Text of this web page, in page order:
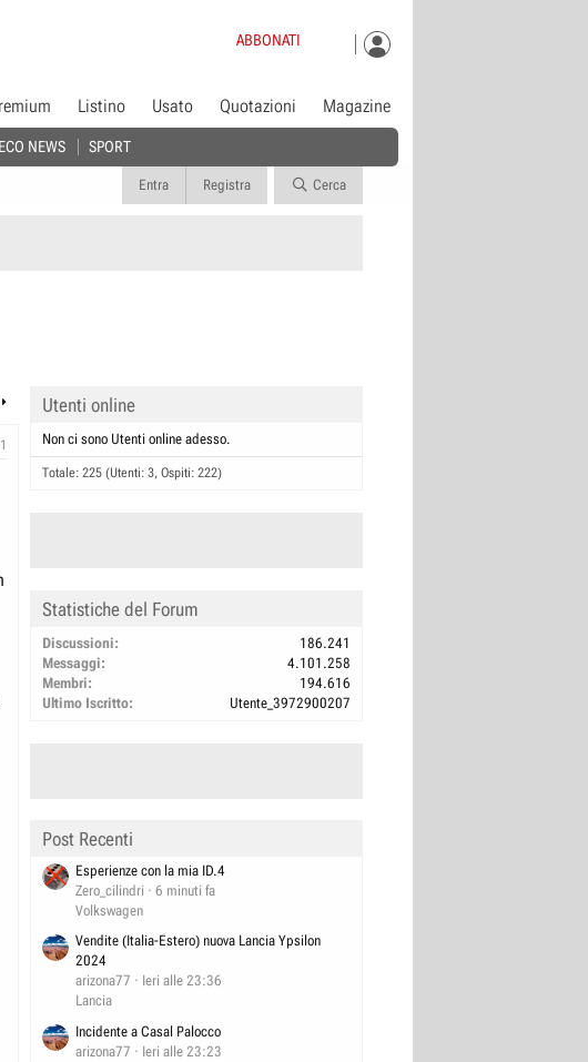
ABBONATI
ECO NEWS SPORT
Listino Usato Quotazioni Magazine
Entra Registra Cerca
Utenti online
Non ci sono Utenti online adesso.
Totale: 225 (Utenti: 3, Ospiti: 222)
Statistiche del Forum
Discussioni
186.241
Messaggi
4.101.258
Membri
194.616
Ultimo Iscritto
Utente_3972900207
Post Recenti
Esperienze con la mia ID.4
Zero_cilindri
6 minuti fa
Volkswagen
Vendite (Italia-Estero) nuova Lancia Ypsilon
2024
arizona77
Ieri alle 23:36
Lancia
Incidente a Casal Palocco
arizona77
Ieri alle 23:23